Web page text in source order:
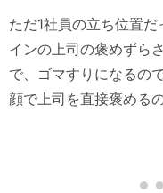
ただ1社員の立ち位置
インの上司の褒めずら
で、ゴマすりになるの
顔で上司を直接褒める